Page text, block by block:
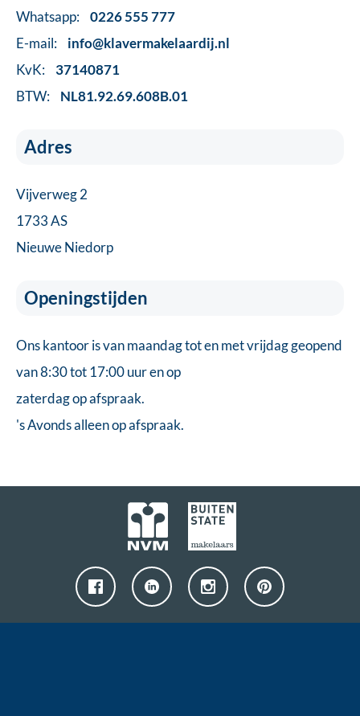
Whatsapp:
0226 555 777
E-mail:
info@klavermakelaardij.nl
KvK:
37140871
BTW:
NL81.92.69.608B.01
Adres
Vijverweg 2
1733 AS
Nieuwe Niedorp
Openingstijden
Ons kantoor is van maandag tot en met vrijdag geopend
van 8:30 tot 17:00 uur en op
zaterdag op afspraak.
's Avonds alleen op afspraak.